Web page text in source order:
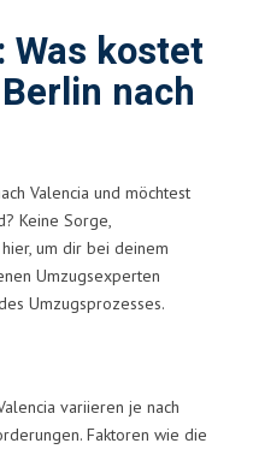
Was kostet
nach
Valencia und möchtest
Keine Sorge,
um dir bei deinem
Umzugsexperten
Umzugsprozesses.
variieren je nach
Faktoren wie die